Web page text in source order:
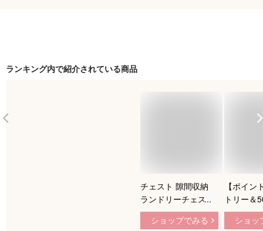
ランキング内で紹介されている商品
チェスト 隙間収納
ランドリーチェスト
洗面所 脱衣所 収納
おしゃれ すきま収納
ショップでみる
【ポイン
トリー＆
購入で】
隙間収
ショッ